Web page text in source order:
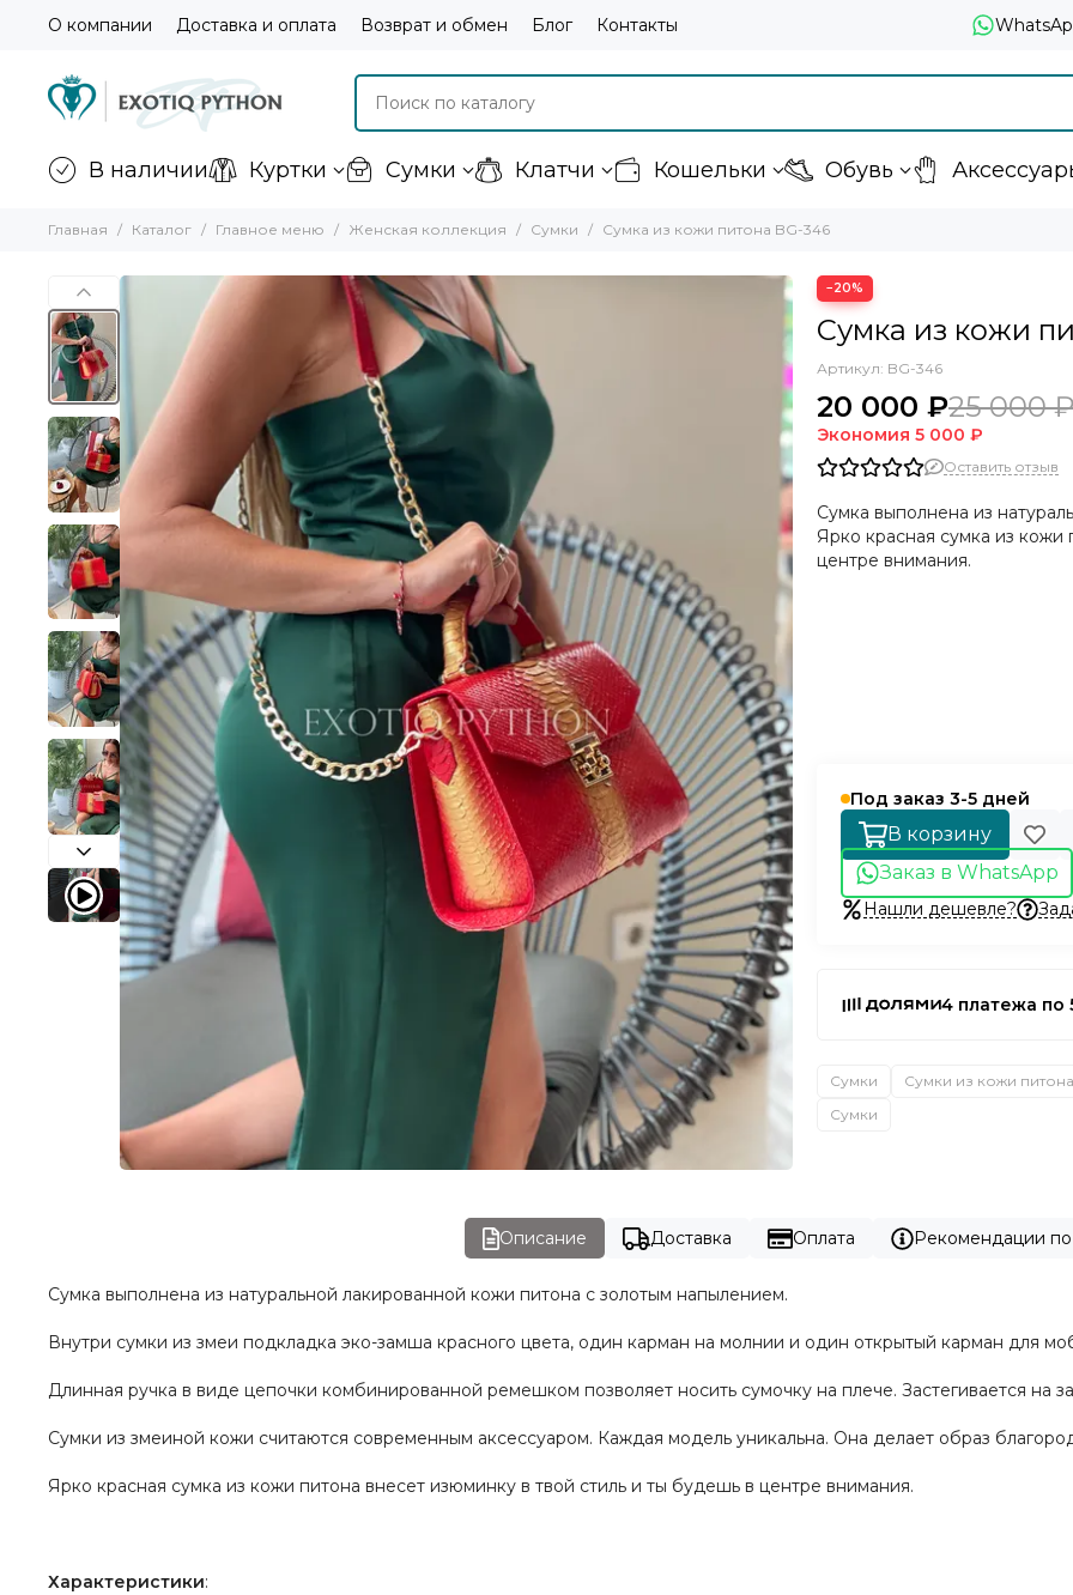
О компании Доставка и оплата Возврат и обмен Блог Контакты
В наличии Куртки Сумки Клатчи Кошельки Обувь
Главная Каталог Главное меню Женская коллекция Сумки Сумка из кожи питона BG-346
−20%
Сумка из кожи
Артикул: BG-346
20 000 ₽25 000
Экономия 5 000 ₽
Оставить отзыв
Сумка выполнена из
Ярко красная сумка из кожи
центре внимания.
Под заказ 3-5 дней
В корзину
Заказ в WhatsApp
Нашли дешевле?
4 платежа по
Сумки Сумки из кожи питона
Сумки
Описание Доставка Оплата Рекомендации по
Сумка выполнена из натуральной лакированной кожи питона с золотым напылением.
Внутри сумки из змеи подкладка эко-замша красного цвета, один карман на молнии и один открытый карман для
Длинная ручка в виде цепочки комбинированной ремешком позволяет носить сумочку на плече. Застегивается на
Сумки из змеиной кожи считаются современным аксессуаром. Каждая модель уникальна. Она делает образ
Ярко красная сумка из кожи питона внесет изюминку в твой стиль и ты будешь в центре внимания.
Характеристики: